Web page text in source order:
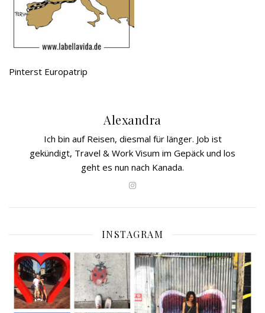
Pinterst Europatrip
Alexandra
Ich bin auf Reisen, diesmal für länger. Job ist
gekündigt, Travel & Work Visum im Gepäck und los
geht es nun nach Kanada.
INSTAGRAM